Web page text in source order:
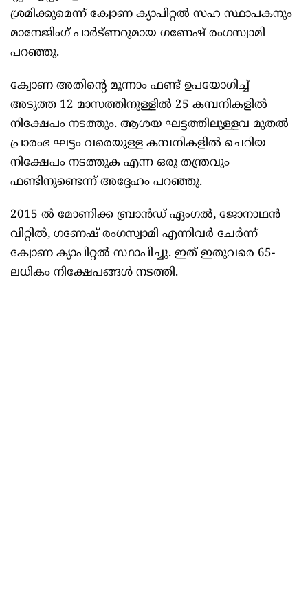
ശ്രമിക്കുമെന്ന് ക്വോണ ക്യാപിറ്റൽ സഹ സ്ഥാപകനും
മാനേജിംഗ് പാർട്ണറുമായ ഗണേഷ് രംഗസ്വാമി
പറഞ്ഞു.
ക്വോണ അതിന്റെ മൂന്നാം ഫണ്ട് ഉപയോഗിച്ച്
അടുത്ത 12 മാസത്തിനുള്ളിൽ 25 കമ്പനികളിൽ
നിക്ഷേപം നടത്തും. ആശയ ഘട്ടത്തിലുള്ളവ മുതൽ
പ്രാരംഭ ഘട്ടം വരെയുള്ള കമ്പനികളിൽ ചെറിയ
നിക്ഷേപം നടത്തുക എന്ന ഒരു തന്ത്രവും
ഫണ്ടിനുണ്ടെന്ന് അദ്ദേഹം പറഞ്ഞു.
2015 ൽ മോണിക്ക ബ്രാൻഡ് ഏംഗൽ, ജോനാഥൻ
വിറ്റിൽ, ഗണേഷ് രംഗസ്വാമി എന്നിവർ ചേർന്ന്
ക്വോണ ക്യാപിറ്റൽ സ്ഥാപിച്ചു. ഇത് ഇതുവരെ 65-
ലധികം നിക്ഷേപങ്ങൾ നടത്തി.